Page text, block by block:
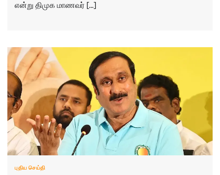
என்று திமுக மாணவர் […]
புதிய செய்தி